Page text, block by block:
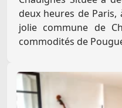
deux heures de
jolie commune de
commodités de